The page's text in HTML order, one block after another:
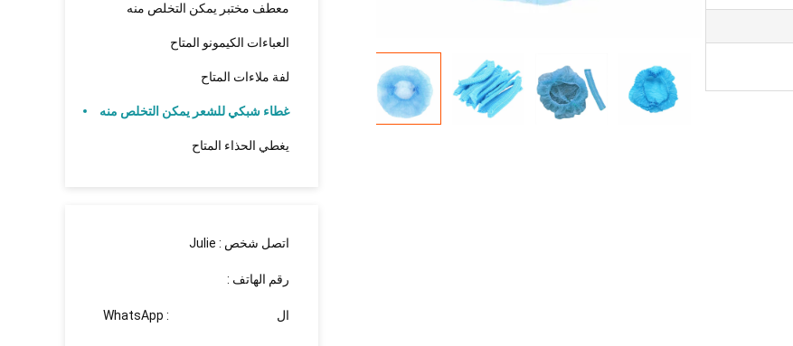
معطف مختبر يمكن التخلص منه
العباءات الكيمونو المتاح
لفة ملاءات المتاح
غطاء شبكي للشعر يمكن التخلص منه
يغطي الحذاء المتاح
اتصل شخص : Julie
رقم الهاتف :
ال WhatsApp :